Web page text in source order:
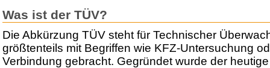
Was ist der TÜV?
Die Abkürzung TÜV steht für Technischer
größtenteils mit Begriffen wie KFZ-Untersuchung
Verbindung gebracht. Gegründet wurde der